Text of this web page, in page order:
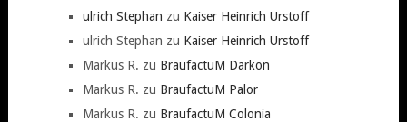
ulrich Stephan zu Kaiser Heinrich Urstoff
ulrich Stephan zu Kaiser Heinrich Urstoff
Markus R. zu BraufactuM Darkon
Markus R. zu BraufactuM Palor
Markus R. zu BraufactuM Colonia